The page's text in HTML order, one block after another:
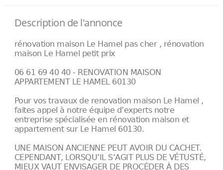
Description de l'annonce
rénovation maison Le Hamel pas cher , rénovation
maison Le Hamel petit prix
06 61 69 40 40 - RENOVATION MAISON
APPARTEMENT LE HAMEL 60130
Pour vos travaux de renovation maison Le Hamel ,
faites appel à notre équipe d’experts notre
entreprise spécialisée en rénovation maison et
appartement sur Le Hamel 60130.
UNE MAISON ANCIENNE PEUT AVOIR DU CACHET.
CEPENDANT, LORSQU’IL S’AGIT PLUS DE VÉTUSTÉ,
MIEUX VAUT ENVISAGER DE PROCÉDER À DES